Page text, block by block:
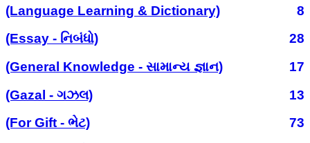
(Language Learning & Dictionary)
8
(Essay - નિબંધો)
28
(General Knowledge - સામાન્ય જ્ઞાન)
17
(Gazal - ગઝલ)
13
(For Gift - ભેટ)
73